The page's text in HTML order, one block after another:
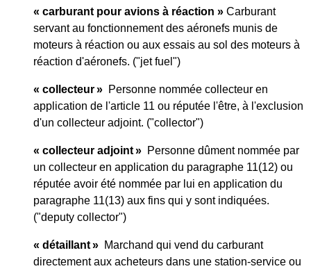
« carburant pour avions à réaction » Carburant
servant au fonctionnement des aéronefs munis de
moteurs à réaction ou aux essais au sol des moteurs à
réaction d'aéronefs. ("jet fuel")
« collecteur » Personne nommée collecteur en
application de l'article 11 ou réputée l'être, à l'exclusion
d'un collecteur adjoint. ("collector")
« collecteur adjoint » Personne dûment nommée par
un collecteur en application du paragraphe 11(12) ou
réputée avoir été nommée par lui en application du
paragraphe 11(13) aux fins qui y sont indiquées.
("deputy collector")
« détaillant » Marchand qui vend du carburant
directement aux acheteurs dans une station-service ou